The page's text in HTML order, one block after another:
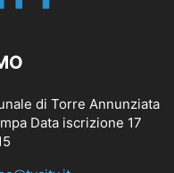
di Torre Annunziata
Data iscrizione 17